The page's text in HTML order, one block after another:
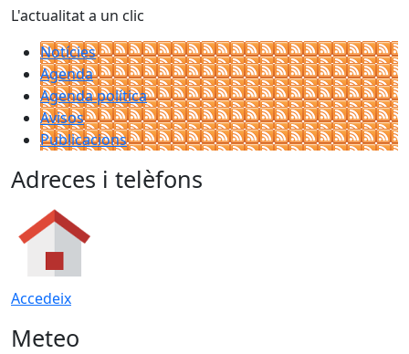
L'actualitat a un clic
Notícies
Agenda
Agenda política
Avisos
Publicacions
Adreces i telèfons
Accedeix
Meteo